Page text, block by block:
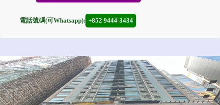
電話號碼(可Whatsapp): +852 9444-3434